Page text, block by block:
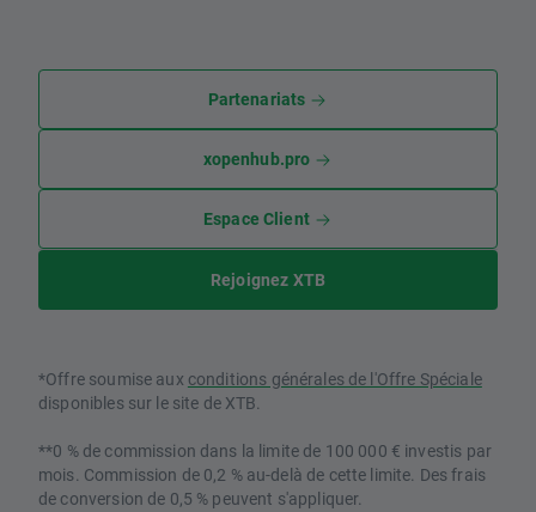
Partenariats
xopenhub.pro
Espace Client
Rejoignez XTB
*Offre soumise aux conditions générales de l'Offre Spéciale
disponibles sur le site de XTB.
**0 % de commission dans la limite de 100 000 € investis par
mois. Commission de 0,2 % au-delà de cette limite. Des frais
de conversion de 0,5 % peuvent s'appliquer.